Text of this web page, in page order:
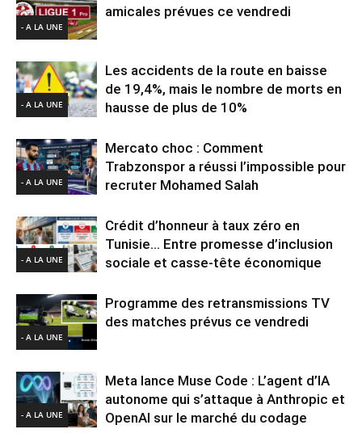
- A LA UNE
amicales prévues ce vendredi
- A LA UNE
Les accidents de la route en baisse
de 19,4%, mais le nombre de morts en
hausse de plus de 10%
- A LA UNE
Mercato choc : Comment
Trabzonspor a réussi l’impossible pour
recruter Mohamed Salah
- A LA UNE
Crédit d’honneur à taux zéro en
Tunisie… Entre promesse d’inclusion
sociale et casse-tête économique
- A LA UNE
Programme des retransmissions TV
des matches prévus ce vendredi
- A LA UNE
Meta lance Muse Code : L’agent d’IA
autonome qui s’attaque à Anthropic et
OpenAI sur le marché du codage